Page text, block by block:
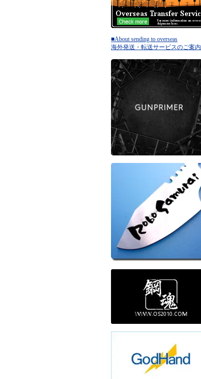
■About sending to overseas
海外発送・転送サービスのご案内